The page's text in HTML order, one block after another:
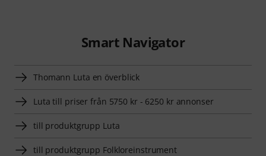
Smart Navigator
Thomann Luta en överblick
Luta till priser från 5750 kr - 6250 kr annonser
till produktgrupp Luta
till produktgrupp Folkloreinstrument